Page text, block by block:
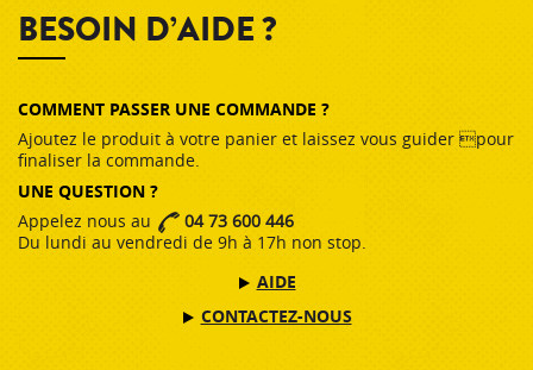
BESOIN D’AIDE ?
COMMENT PASSER UNE COMMANDE ?
Ajoutez le produit à votre panier et laissez vous guider pour
finaliser la commande.
UNE QUESTION ?
Appelez nous au
04 73 600 446
Du lundi au vendredi de 9h à 17h non stop.
AIDE
CONTACTEZ-NOUS